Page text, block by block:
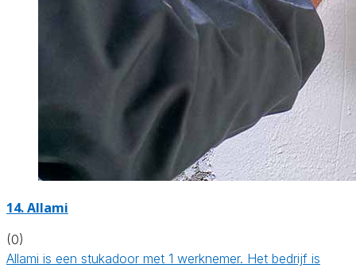
14. Allami
(0)
Allami is een stukadoor met 1 werknemer. Het bedrijf is